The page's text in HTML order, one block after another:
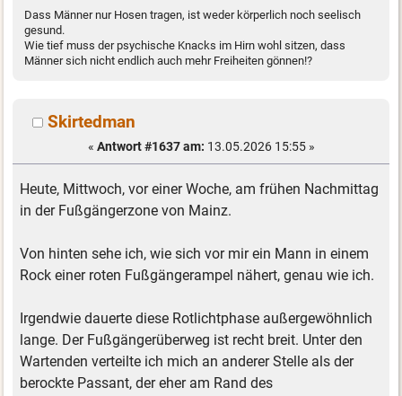
Dass Männer nur Hosen tragen, ist weder körperlich noch seelisch
gesund.
Wie tief muss der psychische Knacks im Hirn wohl sitzen, dass
Männer sich nicht endlich auch mehr Freiheiten gönnen!?
Skirtedman
« Antwort #1637 am: 13.05.2026 15:55 »
Heute, Mittwoch, vor einer Woche, am frühen Nachmittag
in der Fußgängerzone von Mainz.
Von hinten sehe ich, wie sich vor mir ein Mann in einem
Rock einer roten Fußgängerampel nähert, genau wie ich.
Irgendwie dauerte diese Rotlichtphase außergewöhnlich
lange. Der Fußgängerüberweg ist recht breit. Unter den
Wartenden verteilte ich mich an anderer Stelle als der
berockte Passant, der eher am Rand des